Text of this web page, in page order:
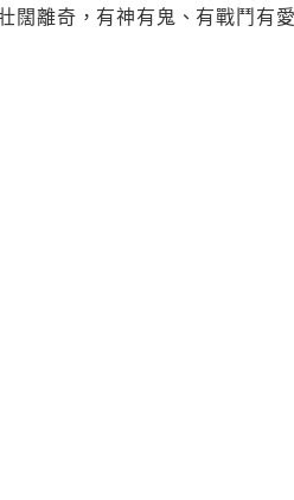
離奇，有神有鬼、有戰鬥有